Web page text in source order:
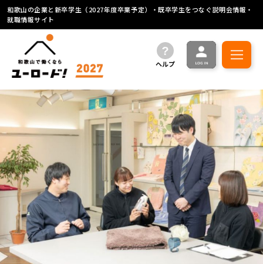
和歌山の企業と新卒学生（2027年度卒業予定）・既卒学生をつなぐ説明会情報・
就職情報サイト
ヘルプ